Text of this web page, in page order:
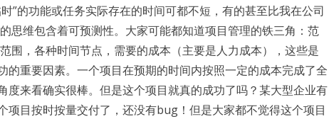
”的功能或任务实际存在的时间可都不短，有的甚至比我在公司
思维包含着可预测性。大家可能都知道项目管理的铁三角：范
围，各种时间节点，需要的成本（主要是人力成本），这些是
的重要因素。一个项目在预期的时间内按照一定的成本完成了全
度来看确实很棒。但是这个项目就真的成功了吗？某大型企业有
项目按时按量交付了，还没有bug！但是大家都不觉得这个项目